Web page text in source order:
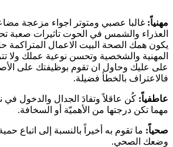
مهنياً: غالبا عصبي ومتوتر اجواء مزعجة
العذراء والشمس في الحوت تاثيرات صعبة
يكون همك الصحة البيت الاعمال المتراكمة
المهنية والشخصية وتحسن نوعية عملك ولا
على عليك وحاول ان تقوم بوظيفتك على
فالاعتراف بالخطأ فضيلة.
عاطفياً: كُن عاقلاً وتفادَ الجدال والدخول
مهما تكن درجتها من الأهميّة أو السخافة.
صحياً: ما تقوم به أخيراً بالنسبة إلى اتباع
وضعك الصحي.